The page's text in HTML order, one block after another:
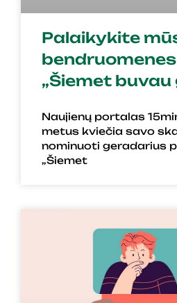
Palaikykite
„Šiemet buvau
Naujienų portalas
metus kviečia savo
nominuoti geradarius
„Šiemet